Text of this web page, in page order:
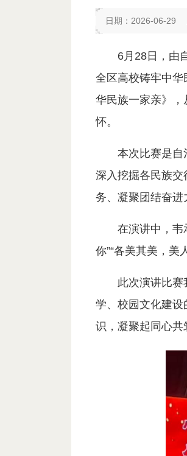
日期：2026-06-29
6月28日，由
全区高校铸牢中
华民族一家亲》
怀。
本次比赛是自
深入挖掘各民族
务、凝聚团结奋进
在演讲中，韦
你”“各美其美，美
此次演讲比
学、校园文化建
识，凝聚起同心共